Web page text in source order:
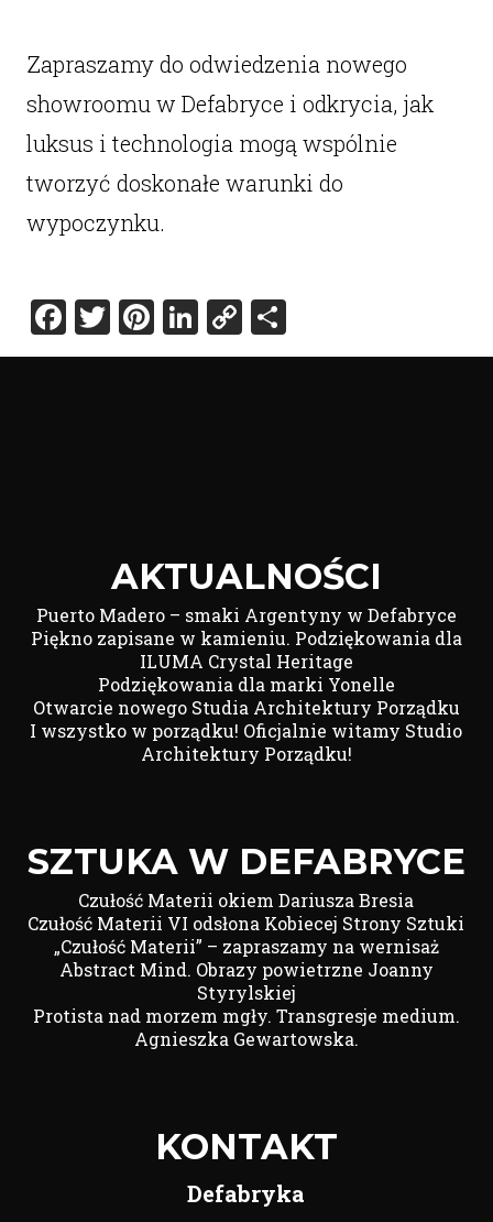
Zapraszamy do odwiedzenia nowego
showroomu w Defabryce i odkrycia, jak
luksus i technologia mogą wspólnie
tworzyć doskonałe warunki do
wypoczynku.
Facebook
Twitter
Pinterest
LinkedIn
Copy
Link
Share
AKTUALNOŚCI
Puerto Madero – smaki Argentyny w Defabryce
Piękno zapisane w kamieniu. Podziękowania dla
ILUMA Crystal Heritage
Podziękowania dla marki Yonelle
Otwarcie nowego Studia Architektury Porządku
I wszystko w porządku! Oficjalnie witamy Studio
Architektury Porządku!
SZTUKA W DEFABRYCE
Czułość Materii okiem Dariusza Bresia
Czułość Materii VI odsłona Kobiecej Strony Sztuki
„Czułość Materii” – zapraszamy na wernisaż
Abstract Mind. Obrazy powietrzne Joanny
Styrylskiej
Protista nad morzem mgły. Transgresje medium.
Agnieszka Gewartowska.
KONTAKT
Defabryka